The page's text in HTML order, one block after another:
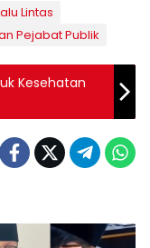
Lintas
Pejabat Publik
Kesehatan